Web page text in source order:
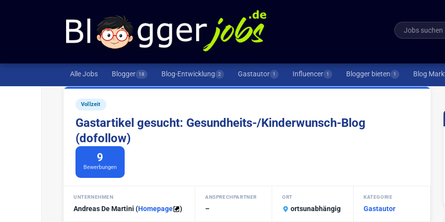
Alle Jobs Blogger 18 Blog-Entwicklung 2 Gastautor 1 Influencer 1 Blogger bieten 1 Blog
Vollzeit
Gastartikel gesucht: Gesundheits-/Kinderwunsch-Blog
(dofollow)
9
Bewerbungen
UNTERNEHMEN
Andreas De Martini (Homepage )
ANSPRECHPARTNER
–
ORT
ortsunabhängig
KATEGORIE
Gastautor